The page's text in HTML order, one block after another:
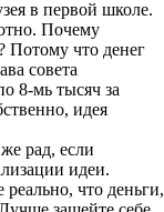
в первой школе.
Почему
Потому что денег
совета
8-мь тысяч за
идея
рад, если
идеи.
что деньги,